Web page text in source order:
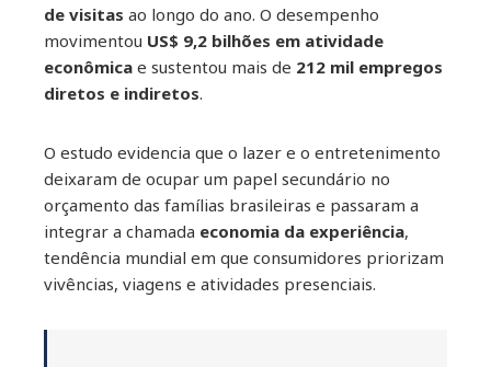
de visitas ao longo do ano. O desempenho
movimentou US$ 9,2 bilhões em atividade
econômica e sustentou mais de 212 mil empregos
diretos e indiretos.
O estudo evidencia que o lazer e o entretenimento
deixaram de ocupar um papel secundário no
orçamento das famílias brasileiras e passaram a
integrar a chamada economia da experiência,
tendência mundial em que consumidores priorizam
vivências, viagens e atividades presenciais.